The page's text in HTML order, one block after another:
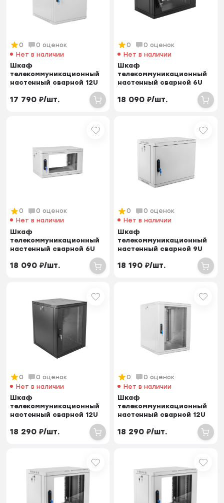
0
0 оценок
Нет в наличии
Шкаф
телекоммуникационный
настенный сварной 12U
стенки, д...
17 790 ₽/шт.
0
0 оценок
Нет в наличии
Шкаф
телекоммуникационный
настенный сварной 6U
стенки, дв...
18 090 ₽/шт.
0
0 оценок
Нет в наличии
Шкаф
телекоммуникационный
настенный сварной 6U
стенки, дв...
18 090 ₽/шт.
0
0 оценок
Нет в наличии
Шкаф
телекоммуникационный
настенный сварной 9U
стенки, дв...
18 190 ₽/шт.
0
0 оценок
Нет в наличии
Шкаф
телекоммуникационный
настенный сварной 12U
стенки, д...
18 290 ₽/шт.
0
0 оценок
Нет в наличии
Шкаф
телекоммуникационный
настенный сварной 12U
стенки, д...
18 290 ₽/шт.